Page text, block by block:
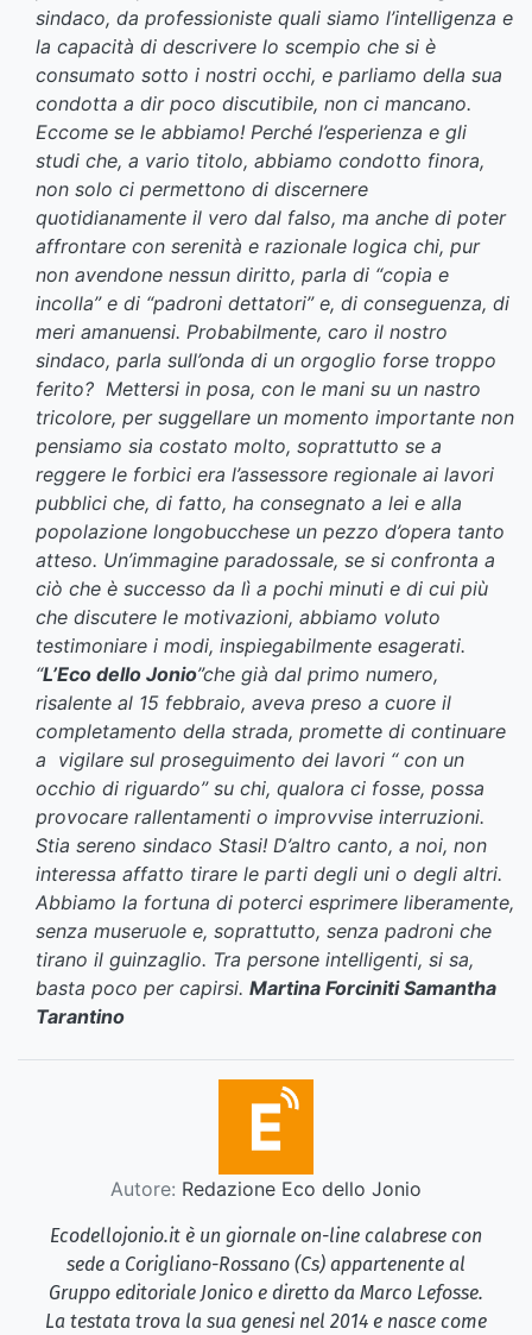
sindaco, da professioniste quali siamo l’intelligenza e
la capacità di descrivere lo scempio che si è
consumato sotto i nostri occhi, e parliamo della sua
condotta a dir poco discutibile, non ci mancano.
Eccome se le abbiamo! Perché l’esperienza e gli
studi che, a vario titolo, abbiamo condotto finora,
non solo ci permettono di discernere
quotidianamente il vero dal falso, ma anche di poter
affrontare con serenità e razionale logica chi, pur
non avendone nessun diritto, parla di “copia e
incolla” e di “padroni dettatori” e, di conseguenza, di
meri amanuensi. Probabilmente, caro il nostro
sindaco, parla sull’onda di un orgoglio forse troppo
ferito? Mettersi in posa, con le mani su un nastro
tricolore, per suggellare un momento importante non
pensiamo sia costato molto, soprattutto se a
reggere le forbici era l’assessore regionale ai lavori
pubblici che, di fatto, ha consegnato a lei e alla
popolazione longobucchese un pezzo d’opera tanto
atteso. Un’immagine paradossale, se si confronta a
ciò che è successo da lì a pochi minuti e di cui più
che discutere le motivazioni, abbiamo voluto
testimoniare i modi, inspiegabilmente esagerati.
“L’Eco dello Jonio”che già dal primo numero,
risalente al 15 febbraio, aveva preso a cuore il
completamento della strada, promette di continuare
a vigilare sul proseguimento dei lavori “ con un
occhio di riguardo” su chi, qualora ci fosse, possa
provocare rallentamenti o improvvise interruzioni.
Stia sereno sindaco Stasi! D’altro canto, a noi, non
interessa affatto tirare le parti degli uni o degli altri.
Abbiamo la fortuna di poterci esprimere liberamente,
senza museruole e, soprattutto, senza padroni che
tirano il guinzaglio. Tra persone intelligenti, si sa,
basta poco per capirsi. Martina ForcinitiSamantha
Tarantino
Autore: Redazione Eco dello Jonio
Ecodellojonio.it è un giornale on-line calabrese con
sede a Corigliano-Rossano (Cs) appartenente al
Gruppo editoriale Jonico e diretto da Marco Lefosse.
La testata trova la sua genesi nel 2014 e nasce come